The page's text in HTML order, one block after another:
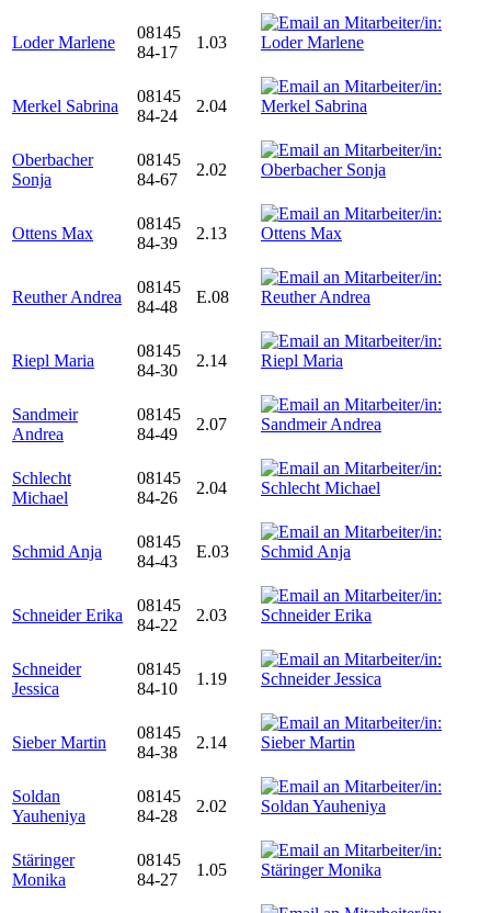
Loder Marlene
08145
84-17
1.03
Merkel Sabrina
08145
84-24
2.04
Oberbacher
Sonja
08145
84-67
2.02
Ottens Max
08145
84-39
2.13
Reuther Andrea
08145
84-48
E.08
Riepl Maria
08145
84-30
2.14
Sandmeir
Andrea
08145
84-49
2.07
Schlecht
Michael
08145
84-26
2.04
Schmid Anja
08145
84-43
E.03
Schneider Erika
08145
84-22
2.03
Schneider
Jessica
08145
84-10
1.19
Sieber Martin
08145
84-38
2.14
Soldan
Yauheniya
08145
84-28
2.02
Stäringer
Monika
08145
84-27
1.05